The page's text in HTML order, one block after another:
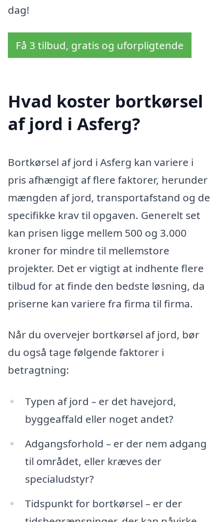
dag!
Få 3 tilbud, gratis og uforpligtende
Hvad koster bortkørsel
af jord i Asferg?
Bortkørsel af jord i Asferg kan variere i
pris afhængigt af flere faktorer, herunder
mængden af jord, transportafstand og de
specifikke krav til opgaven. Generelt set
kan prisen ligge mellem 500 og 3.000
kroner for mindre til mellemstore
projekter. Det er vigtigt at indhente flere
tilbud for at finde den bedste løsning, da
priserne kan variere fra firma til firma.
Når du overvejer bortkørsel af jord, bør
du også tage følgende faktorer i
betragtning:
Typen af jord – er det havejord,
byggeaffald eller noget andet?
Adgangsforhold – er der nem adgang
til området, eller kræves der
specialudstyr?
Tidspunkt for bortkørsel – er der